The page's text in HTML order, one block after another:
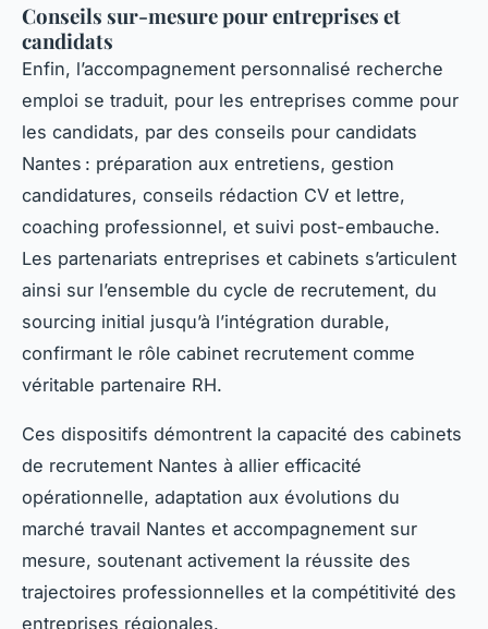
Conseils sur-mesure pour entreprises et
candidats
Enfin, l’accompagnement personnalisé recherche
emploi se traduit, pour les entreprises comme pour
les candidats, par des conseils pour candidats
Nantes : préparation aux entretiens, gestion
candidatures, conseils rédaction CV et lettre,
coaching professionnel, et suivi post-embauche.
Les partenariats entreprises et cabinets s’articulent
ainsi sur l’ensemble du cycle de recrutement, du
sourcing initial jusqu’à l’intégration durable,
confirmant le rôle cabinet recrutement comme
véritable partenaire RH.
Ces dispositifs démontrent la capacité des cabinets
de recrutement Nantes à allier efficacité
opérationnelle, adaptation aux évolutions du
marché travail Nantes et accompagnement sur
mesure, soutenant activement la réussite des
trajectoires professionnelles et la compétitivité des
entreprises régionales.